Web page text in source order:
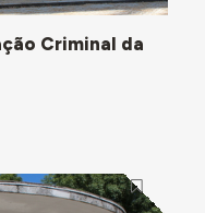
Criminal da